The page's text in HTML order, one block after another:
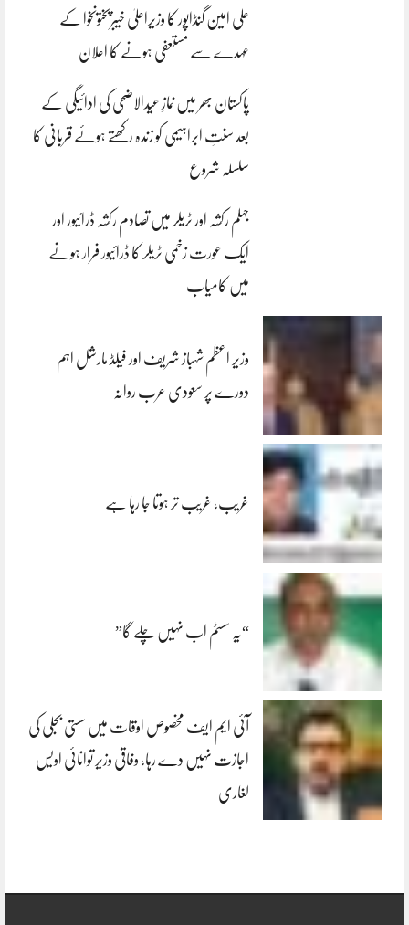
علی امین گنڈاپور کا وزیراعلیٰ خیبرپختونخوا کے
عہدے سے مستعفی ہونے کا اعلان
پاکستان بھر میں نمازِ عیدالاضحی کی ادائیگی کے
بعد سنتِ ابراہیمی کو زندہ رکھتے ہوئے قربانی کا
سلسلہ شروع
جہلم رکشہ اور ٹریلر میں تصادم رکشہ ڈرائیور اور
ایک عورت زخمی ٹریلر کا ڈرائیور فرار ہونے
میں کامیاب
وزیر اعظم شہباز شریف اور فیلڈ مارشل اہم
دورے پر سعودی عرب روانہ
غریب، غریب تر ہوتا جا رہا ہے
“یہ سسٹم اب نہیں چلے گا”
آئی ایم ایف مخصوص اوقات میں سستی بجلی کی
اجازت نہیں دے رہا، وفاقی وزیر توانائی اویس
لغاری